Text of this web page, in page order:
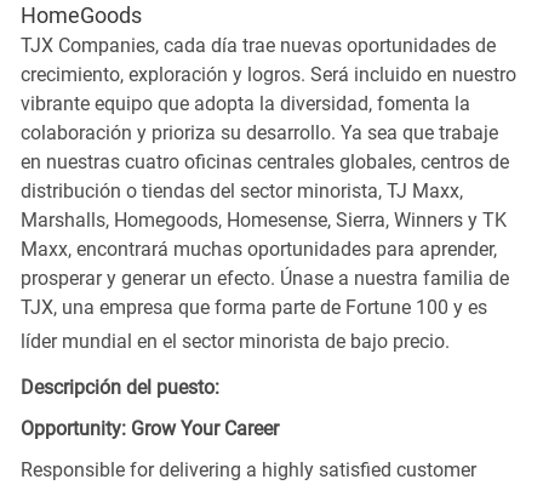
HomeGoods
TJX Companies, cada día trae nuevas oportunidades de
crecimiento, exploración y logros. Será incluido en nuestro
vibrante equipo que adopta la diversidad, fomenta la
colaboración y prioriza su desarrollo. Ya sea que trabaje
en nuestras cuatro oficinas centrales globales, centros de
distribución o tiendas del sector minorista, TJ Maxx,
Marshalls, Homegoods, Homesense, Sierra, Winners y TK
Maxx, encontrará muchas oportunidades para aprender,
prosperar y generar un efecto. Únase a nuestra familia de
TJX, una empresa que forma parte de Fortune 100 y es
líder mundial en el sector minorista de bajo precio.
Descripción del puesto:
Opportunity: Grow Your Career
Responsible for delivering a highly satisfied customer